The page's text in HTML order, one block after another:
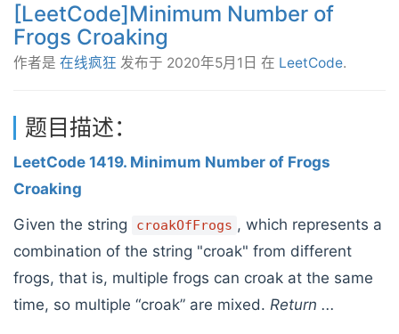
[LeetCode]Minimum Number of
Frogs Croaking
作者是 在线疯狂 发布于 2020年5月1日 在 LeetCode.
题目描述：
LeetCode 1419. Minimum Number of Frogs
Croaking
Given the string
croakOfFrogs , which represents a
combination of the string "croak" from different
frogs, that is, multiple frogs can croak at the same
time, so multiple “croak” are mixed. Return ...